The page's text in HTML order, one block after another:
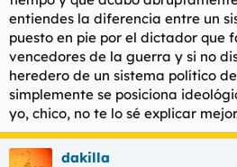
entiendes la diferencia entre un
puesto en pie por el dictador que
vencedores de la guerra y si no
heredero de un sistema político
simplemente se posiciona
yo, chico, no te lo sé explicar
dakilla